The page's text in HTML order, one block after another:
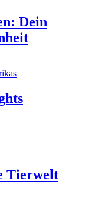
Dein
Tierwelt